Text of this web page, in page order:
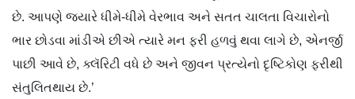
છે. આપણે જ્યારે ધીમે-ધીમે વેરભાવ અને સતત ચાલતા વિચારોનો
ભાર છોડવા માંડીએ છીએ ત્યારે મન ફરી હળવું થવા લાગે છે, એનર્જી
પાછી આવે છે, ક્લૅરિટી વધે છે અને જીવન પ્રત્યેનો દૃષ્ટિકોણ ફરીથી
સંતુલિતથાય છે.’